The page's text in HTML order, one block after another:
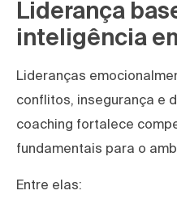
Liderança
inteligência
Lideranças
conflitos, insegurança e
coaching fortalece
fundamentais para o
Entre elas: